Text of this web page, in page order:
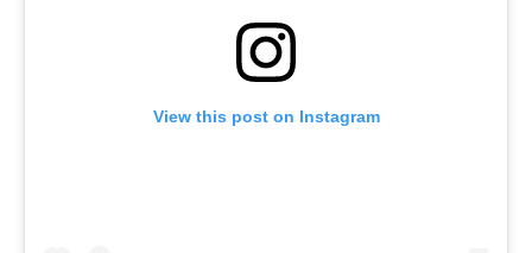
View this post on Instagram